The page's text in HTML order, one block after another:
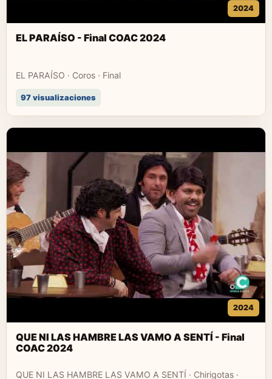
2024
EL PARAÍSO - Final COAC 2024
EL PARAÍSO · Coros · Final
97 visualizaciones
2024
QUE NI LAS HAMBRE LAS VAMO A SENTÍ - Final
COAC 2024
QUE NI LAS HAMBRE LAS VAMO A SENTÍ · Chirigotas ·